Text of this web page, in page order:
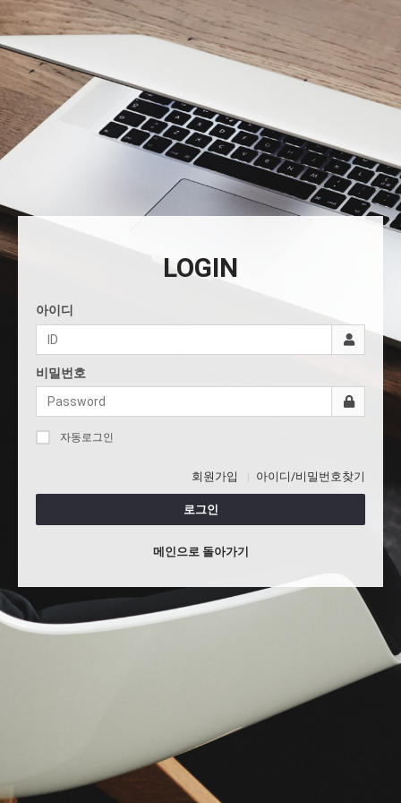
LOGIN
아이디
비밀번호
자동로그인
회원가입 아이디/비밀번호찾기
로그인
메인으로 돌아가기